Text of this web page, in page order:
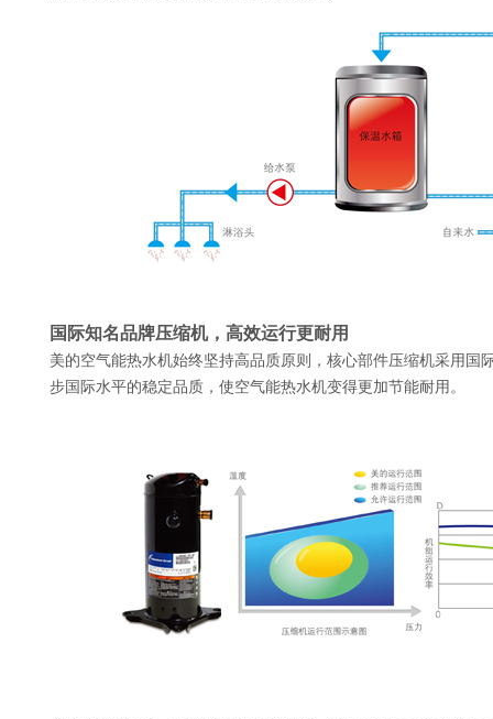
国际知名品牌压缩机，高效运行更耐用
美的空气能热水机始终坚持高品质原则，核心部件压缩机采用国
步国际水平的稳定品质，使空气能热水机变得更加节能耐用。